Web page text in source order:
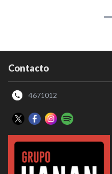
Contacto
4671012